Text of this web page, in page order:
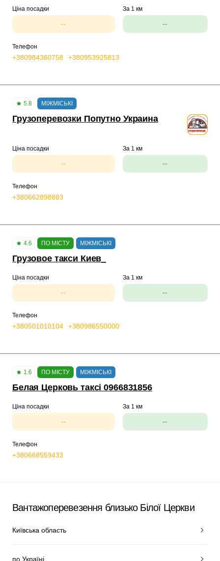
Ціна посадки
--
За 1 км
--
Телефон
+380984360758 +380953925813
5.8 МІЖМІСЬКІ
Грузоперевозки Попутно Украина
Ціна посадки
--
За 1 км
--
Телефон
+380662898883
4.6 ПО МІСТУ МІЖМІСЬКІ
Грузовое такси Киев_
Ціна посадки
--
За 1 км
--
Телефон
+380501010104 +380986550000
1.6 ПО МІСТУ МІЖМІСЬКІ
Белая Церковь таксі 0966831856
Ціна посадки
--
За 1 км
--
Телефон
+380668559433
Вантажоперевезення близько Білої Церкви
Київська область
по Україні